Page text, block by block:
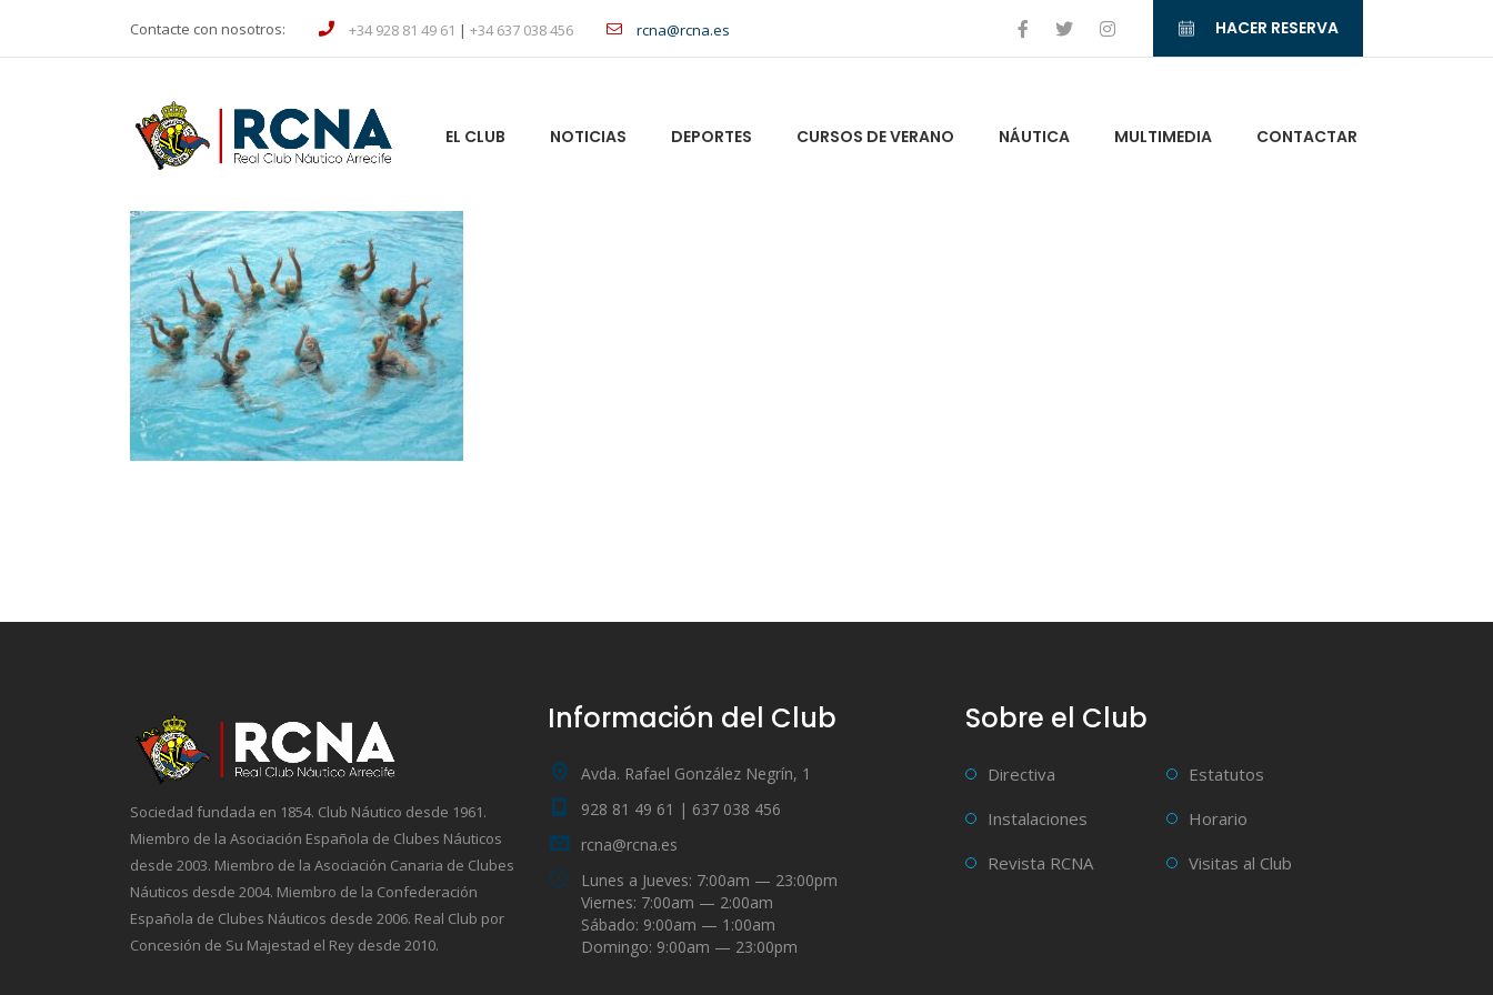
Contacte con nosotros: +34 928 81 49 61 | +34 637 038 456 rcna@rcna.es HACER RESERVA
EL CLUB NOTICIAS DEPORTES CURSOS DE VERANO NÁUTICA MULTIMEDIA CONTACTAR
Sociedad fundada en 1854. Club Náutico desde 1961.
Miembro de la Asociación Española de Clubes Náuticos
desde 2003. Miembro de la Asociación Canaria de Clubes
Náuticos desde 2004. Miembro de la Confederación
Española de Clubes Náuticos desde 2006. Real Club por
Concesión de Su Majestad el Rey desde 2010.
Información del Club
Avda. Rafael González Negrín, 1
928 81 49 61 | 637 038 456
rcna@rcna.es
Lunes a Jueves: 7:00am — 23:00pm
Viernes: 7:00am — 2:00am
Sábado: 9:00am — 1:00am
Domingo: 9:00am — 23:00pm
Sobre el Club
Directiva
Estatutos
Instalaciones
Horario
Revista RCNA
Visitas al Club